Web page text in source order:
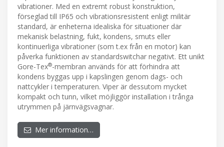
vibrationer. Med en extremt robust konstruktion,
förseglad till IP65 och vibrationsresistent enligt militär
standard, är enheterna idealiska för situationer där
mekanisk belastning, fukt, kondens, smuts eller
kontinuerliga vibrationer (som t.ex från en motor) kan
påverka funktionen av standardswitchar negativt. Ett unikt
Gore-Tex®-membran används för att förhindra att
kondens byggas upp i kapslingen genom dags- och
nattcykler i temperaturen. Viper är dessutom mycket
kompakt och tunn, vilket möjliggör installation i trånga
utrymmen på järnvägsvagnar.
Mer information…